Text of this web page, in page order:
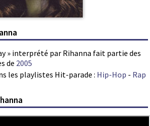
» interprété par Rihanna fait partie des
de 2005
les playlistes Hit-parade : Hip-Hop - Rap